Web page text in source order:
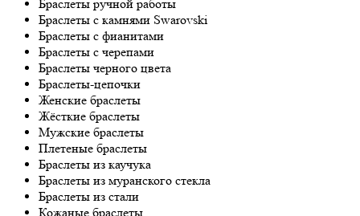
Браслеты ручной работы
Браслеты с камнями Swarovski
Браслеты с фианитами
Браслеты с черепами
Браслеты черного цвета
Браслеты-цепочки
Женские браслеты
Жёсткие браслеты
Мужские браслеты
Плетеные браслеты
Браслеты из каучука
Браслеты из муранского стекла
Браслеты из стали
Кожаные браслеты